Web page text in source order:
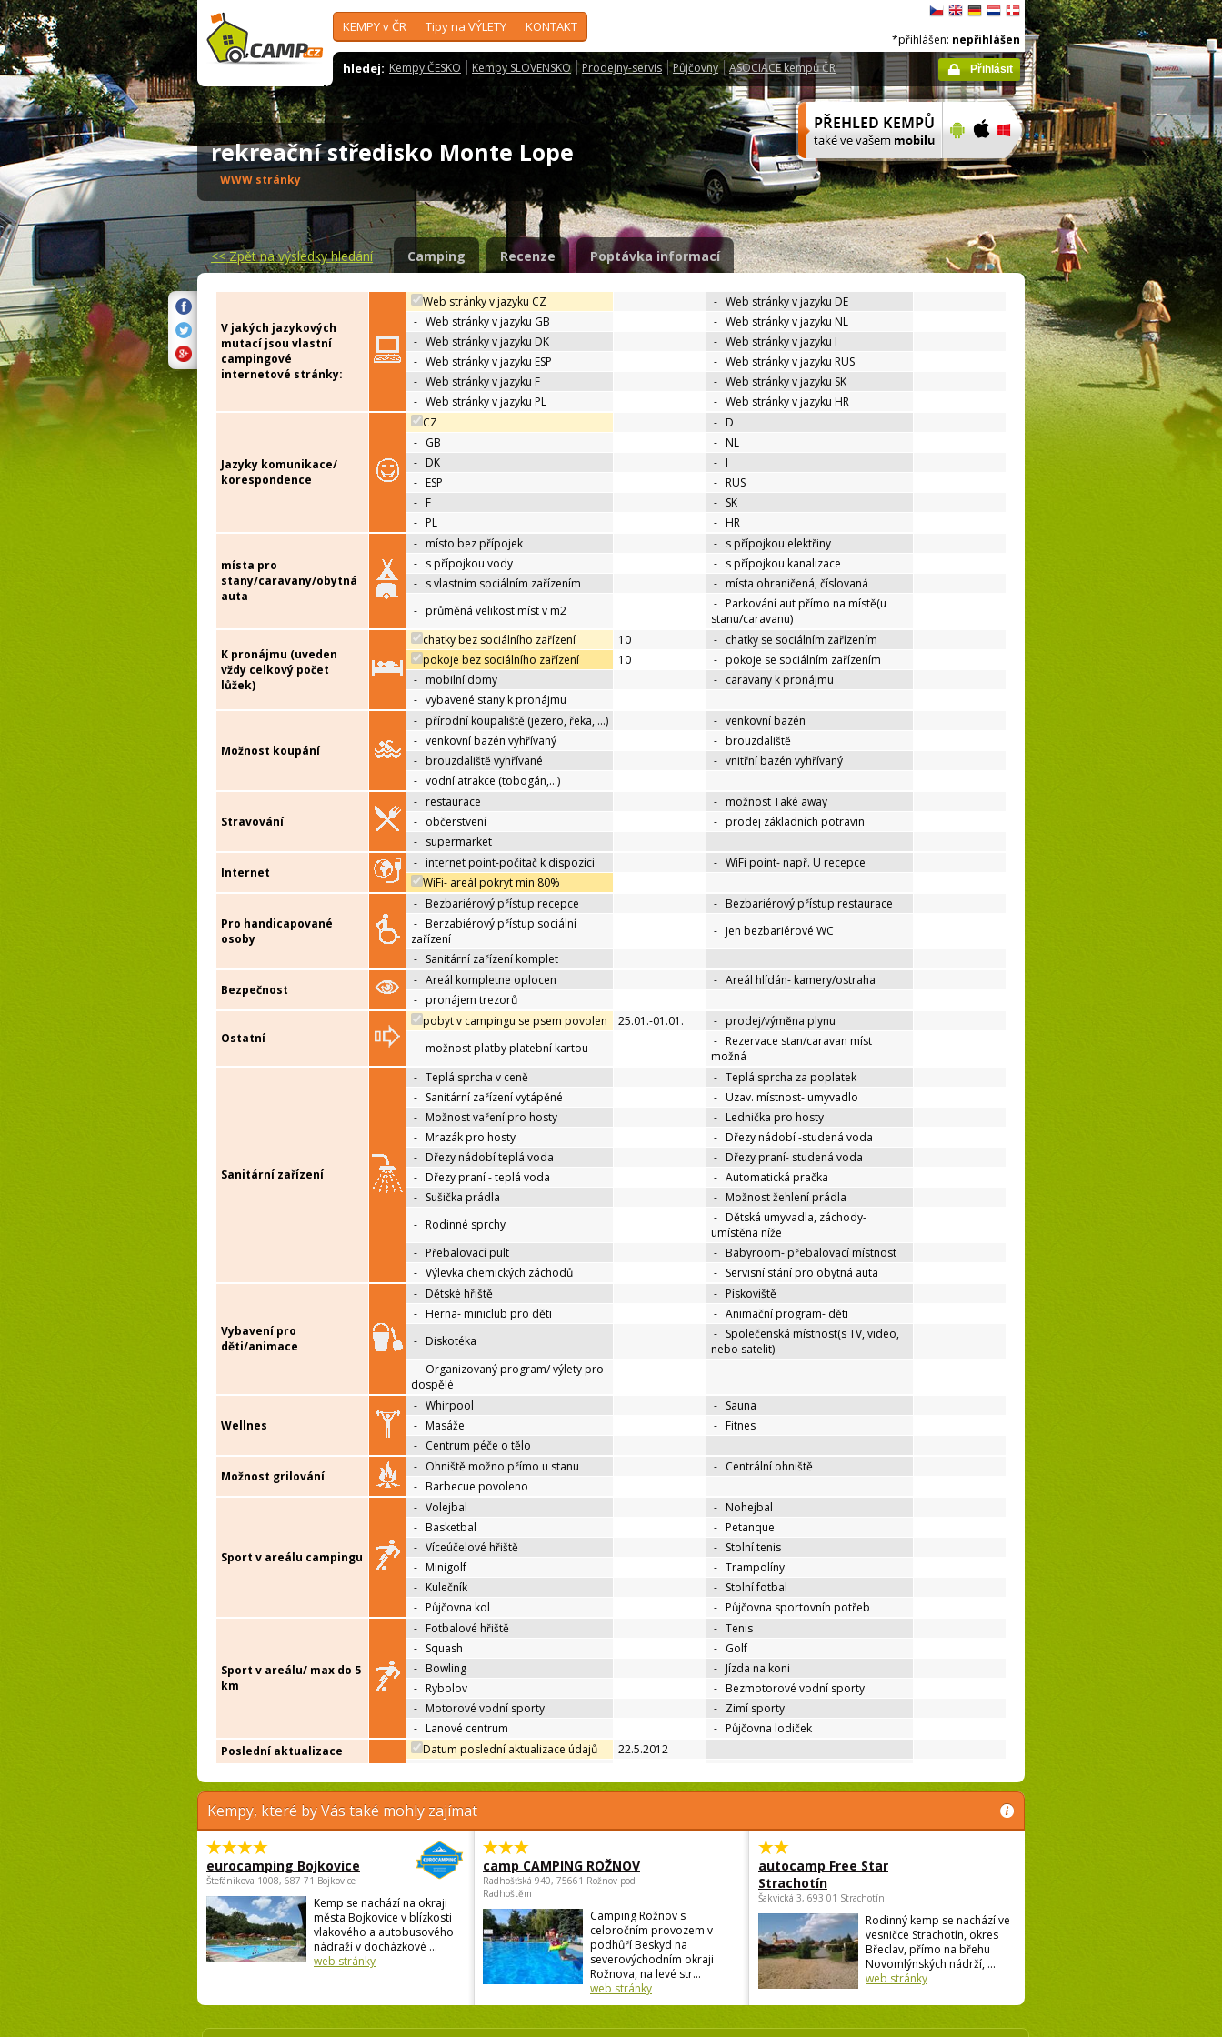
KEMPY v ČR Tipy na VÝLETY KONTAKT
hledej: Kempy ČESKO Kempy SLOVENSKO Prodejny-servis Půjčovny ASOCIACE kempů ČR
*přihlášen: nepřihlášen
Přihlásit
rekreační středisko Monte Lope
WWW stránky
<<Zpět na výsledky hledání Camping Recenze Poptávka informací
V jakých jazykových
mutací jsou vlastní
campingové
internetové stránky:
Web stránky v jazyku CZ - Web stránky v jazyku DE
- Web stránky v jazyku GB - Web stránky v jazyku NL
- Web stránky v jazyku DK - Web stránky v jazyku I
- Web stránky v jazyku ESP - Web stránky v jazyku RUS
- Web stránky v jazyku F - Web stránky v jazyku SK
- Web stránky v jazyku PL - Web stránky v jazyku HR
Jazyky komunikace/
korespondence
CZ - D
- GB - NL
- DK - I
- ESP - RUS
- F - SK
- PL - HR
místa pro
stany/caravany/obytná
auta
- místo bez přípojek - s přípojkou elektřiny
- s přípojkou vody - s přípojkou kanalizace
- s vlastním sociálním zařízením - místa ohraničená, číslovaná
- průměná velikost míst v m2 - Parkování aut přímo na místě(u
stanu/caravanu)
K pronájmu (uveden
vždy celkový počet
lůžek)
chatky bez sociálního zařízení 10 - chatky se sociálním zařízením
pokoje bez sociálního zařízení
10 - pokoje se sociálním zařízením
- mobilní domy - caravany k pronájmu
- vybavené stany k pronájmu
Možnost koupání
- přírodní koupaliště (jezero, řeka, …) - venkovní bazén
- venkovní bazén vyhřívaný - brouzdaliště
- brouzdaliště vyhřívané - vnitřní bazén vyhřívaný
- vodní atrakce (tobogán,…)
Stravování
- restaurace - možnost Také away
- občerstvení - prodej základních potravin
- supermarket
Internet
- internet point-počitač k dispozici - WiFi point- např. U recepce
WiFi- areál pokryt min 80%
Pro handicapované
osoby
- Bezbariérový přístup recepce - Bezbariérový přístup restaurace
- Berzabiérový přístup sociální
zařízení
- Jen bezbariérové WC
- Sanitární zařízení komplet
Bezpečnost
- Areál kompletne oplocen - Areál hlídán- kamery/ostraha
- pronájem trezorů
Ostatní
pobyt v campingu se psem povolen 25.01.-01.01. - prodej/výměna plynu
- možnost platby platební kartou - Rezervace stan/caravan míst
možná
Sanitární zařízení
- Teplá sprcha v ceně - Teplá sprcha za poplatek
- Sanitární zařízení vytápěné - Uzav. místnost- umyvadlo
- Možnost vaření pro hosty - Lednička pro hosty
- Mrazák pro hosty - Dřezy nádobí -studená voda
- Dřezy nádobí teplá voda - Dřezy praní- studená voda
- Dřezy praní - teplá voda - Automatická pračka
- Sušička prádla - Možnost žehlení prádla
- Rodinné sprchy - Dětská umyvadla, záchody-
umístěna níže
- Přebalovací pult - Babyroom- přebalovací místnost
- Výlevka chemických záchodů - Servisní stání pro obytná auta
Vybavení pro
děti/animace
- Dětské hřiště - Pískoviště
- Herna- miniclub pro děti - Animační program- děti
- Diskotéka - Společenská místnost(s TV, video,
nebo satelit)
- Organizovaný program/ výlety pro
dospělé
Wellnes
- Whirpool - Sauna
- Masáže - Fitnes
- Centrum péče o tělo
Možnost grilování
- Ohniště možno přímo u stanu - Centrální ohniště
- Barbecue povoleno
Sport v areálu campingu
- Volejbal - Nohejbal
- Basketbal - Petanque
- Víceúčelové hřiště - Stolní tenis
- Minigolf - Trampolíny
- Kulečník - Stolní fotbal
- Půjčovna kol - Půjčovna sportovníh potřeb
Sport v areálu/ max do 5
km
- Fotbalové hřiště - Tenis
- Squash - Golf
- Bowling - Jízda na koni
- Rybolov - Bezmotorové vodní sporty
- Motorové vodní sporty - Zimí sporty
- Lanové centrum - Půjčovna lodiček
Poslední aktualizace
Datum poslední aktualizace údajů 22.5.2012
Kempy, které by Vás také mohly zajímat
eurocamping Bojkovice
Štefánikova 1008, 687 71 Bojkovice
Kemp se nachází na okraji
města Bojkovice v blízkosti
vlakového a autobusového
nádraží v docházkové ...
web stránky
camp CAMPING ROŽNOV
Radhošťská 940, 75661 Rožnov pod
Radhoštěm
Camping Rožnov s
celoročním provozem v
podhůří Beskyd na
severovýchodním okraji
Rožnova, na levé str...
web stránky
autocamp Free Star
Strachotín
Šakvická 3, 693 01 Strachotín
Rodinný kemp se nachází ve
vesničce Strachotín, okres
Břeclav, přímo na břehu
Novomlýnských nádrží, ...
web stránky